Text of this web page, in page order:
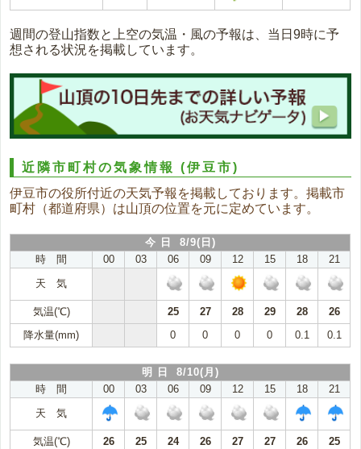
週間の登山指数と上空の気温・風の予報は、当日9時に予
想される状況を掲載しています。
近隣市町村の気象情報(伊豆市)
伊豆市の役所付近の天気予報を掲載しております。掲載市
町村（都道府県）は山頂の位置を元に定めています。
今 日 8/9(日)
時 間
00 03 06 09 12 15 18
21
天 気
気温(℃) 25 27 28 29 28
26
降水量(mm)
0 0 0 0 0.1 0.1
明 日 8/10(月)
時 間
00 03 06 09 12 15 18
21
天 気
気温(℃) 26 25 24 26 27 27 26
25